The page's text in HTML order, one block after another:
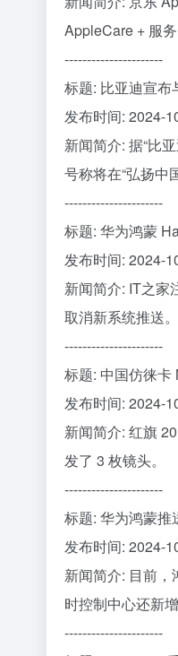
AppleCare + 服
----------------------
标题: 比亚迪宣
发布时间: 2024-
新闻简介: 据“比
号称将在“弘扬中
----------------------
标题: 华为鸿蒙
发布时间: 2024-
新闻简介: IT之家
取消新系统推送。
----------------------
标题: 中国仿徕卡
发布时间: 2024-
新闻简介: 红旗
发了 3 枚镜头。
----------------------
标题: 华为鸿蒙推
发布时间: 2024-
新闻简介: 目前
时控制中心还新
----------------------